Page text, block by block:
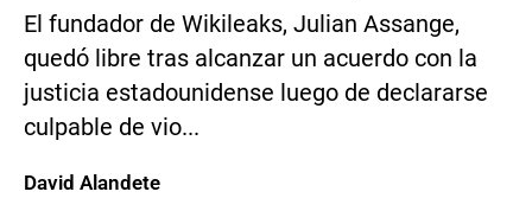
El fundador de Wikileaks, Julian Assange,
quedó libre tras alcanzar un acuerdo con la
justicia estadounidense luego de declararse
culpable de vio...
David Alandete